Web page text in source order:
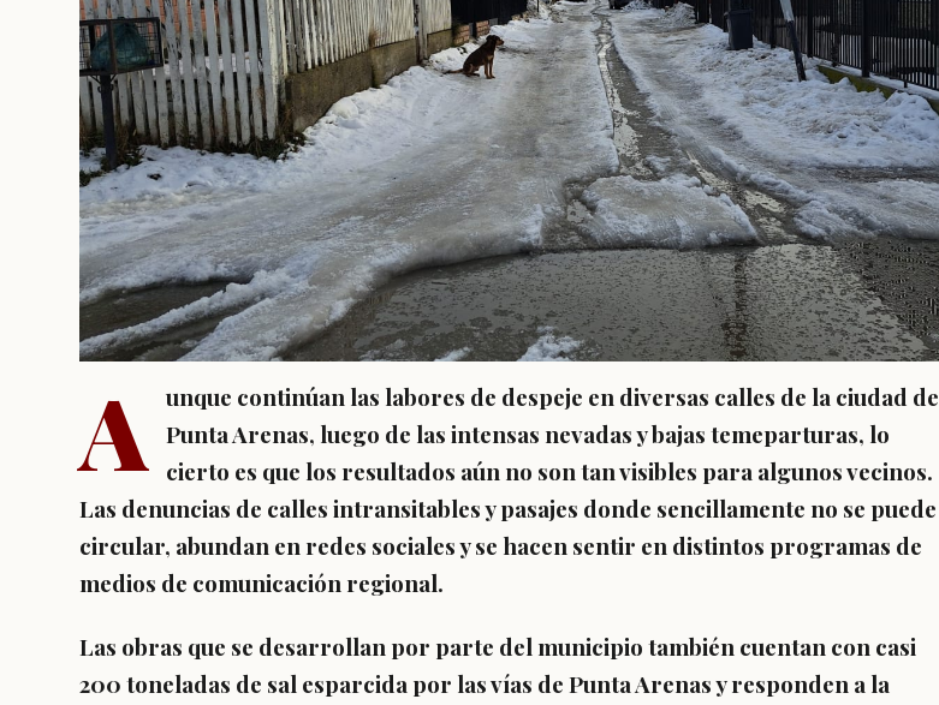
A unque continúan las labores de despeje en diversas calles de la ciudad de
Punta Arenas, luego de las intensas nevadas y bajas temeparturas, lo
cierto es que los resultados aún no son tan visibles para algunos vecinos.
Las denuncias de calles intransitables y pasajes donde sencillamente no se puede
circular, abundan en redes sociales y se hacen sentir en distintos programas de
medios de comunicación regional.
Las obras que se desarrollan por parte del municipio también cuentan con casi
200 toneladas de sal esparcida por las vías de Punta Arenas y responden a la